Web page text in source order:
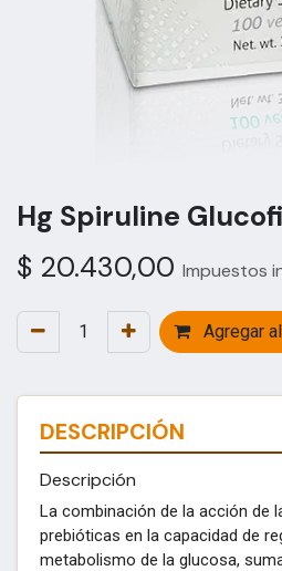
Hg Spiruline
$ 20.430,00 Impuestos
Agregar
DESCRIPCIÓN
Descripción
La combinación de la acción de
prebióticas en la capacidad de
metabolismo de la glucosa,